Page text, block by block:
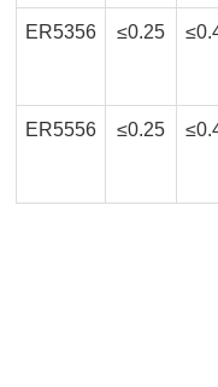
ER5356 ≤0.25
ER5556 ≤0.25